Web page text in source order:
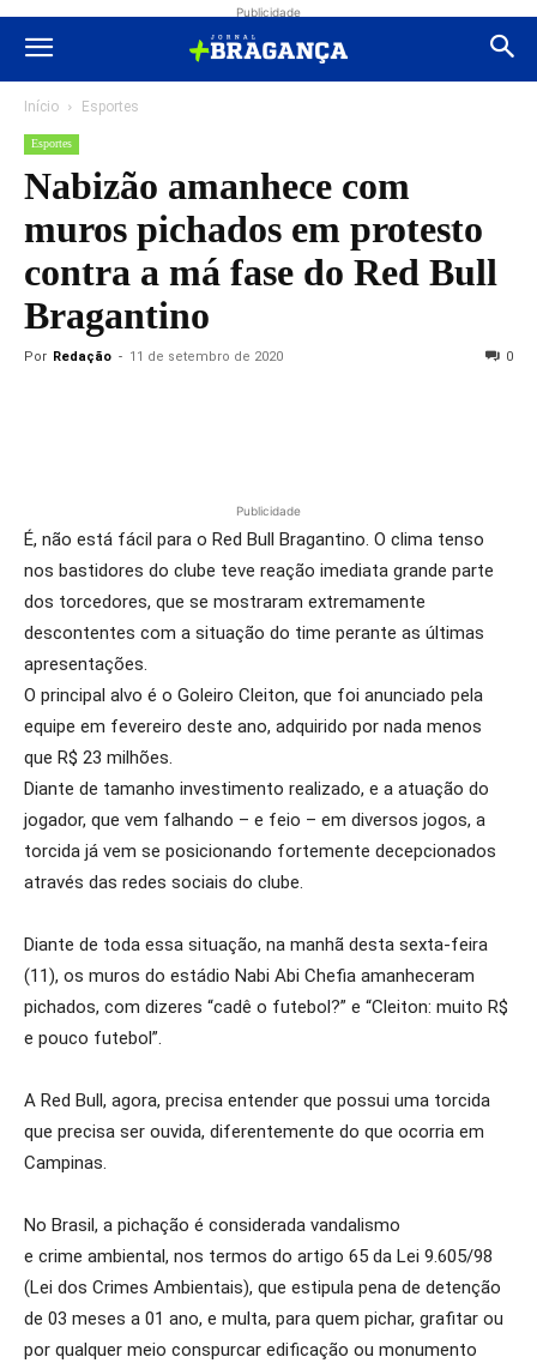
Publicidade
Início Esportes
Esportes
Nabizão amanhece com
muros pichados em protesto
contra a má fase do Red Bull
Bragantino
Por Redação - 11 de setembro de 2020 0
Publicidade
É, não está fácil para o Red Bull Bragantino. O clima tenso
nos bastidores do clube teve reação imediata grande parte
dos torcedores, que se mostraram extremamente
descontentes com a situação do time perante as últimas
apresentações.
O principal alvo é o Goleiro Cleiton, que foi anunciado pela
equipe em fevereiro deste ano, adquirido por nada menos
que R$ 23 milhões.
Diante de tamanho investimento realizado, e a atuação do
jogador, que vem falhando – e feio – em diversos jogos, a
torcida já vem se posicionando fortemente decepcionados
através das redes sociais do clube.
Diante de toda essa situação, na manhã desta sexta-feira
(11), os muros do estádio Nabi Abi Chefia amanheceram
pichados, com dizeres “cadê o futebol?” e “Cleiton: muito R$
e pouco futebol”.
A Red Bull, agora, precisa entender que possui uma torcida
que precisa ser ouvida, diferentemente do que ocorria em
Campinas.
No Brasil, a pichação é considerada vandalismo
e crime ambiental, nos termos do artigo 65 da Lei 9.605/98
(Lei dos Crimes Ambientais), que estipula pena de detenção
de 03 meses a 01 ano, e multa, para quem pichar, grafitar ou
por qualquer meio conspurcar edificação ou monumento